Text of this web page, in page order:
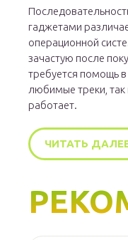
гаджетами
операционной
зачастую после
требуется помощь в
любимые треки, так
работает.
ЧИТАТЬ